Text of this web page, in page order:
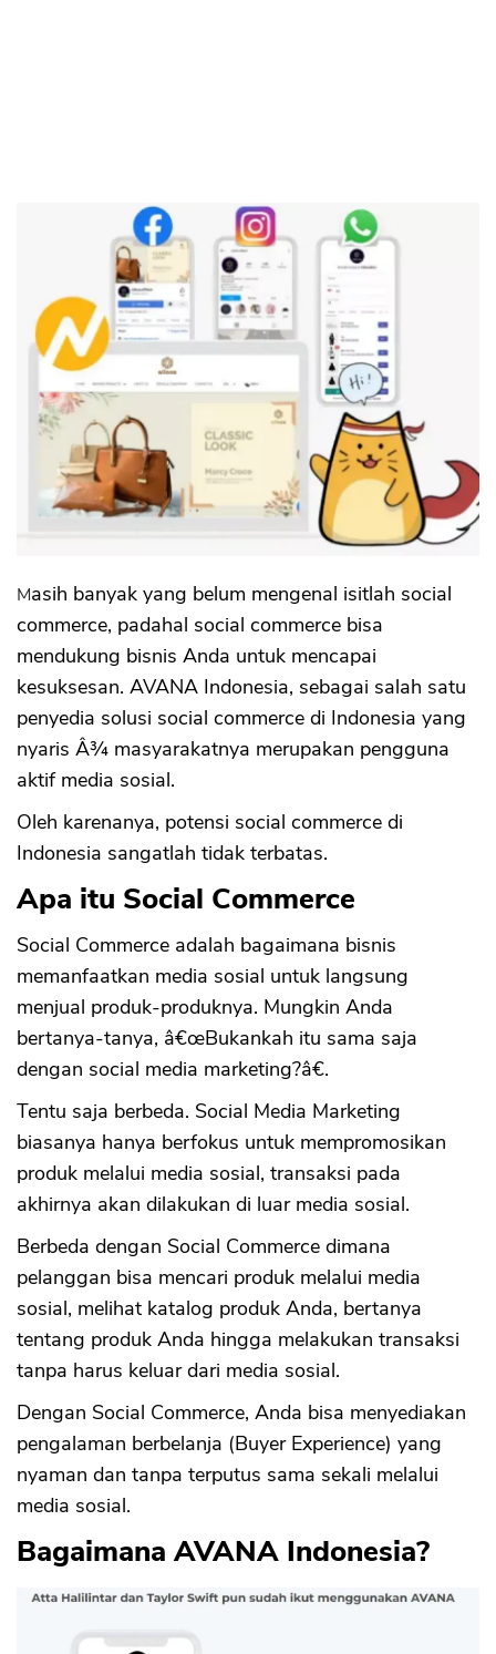
Asuransi Jiwa
Asuransi Kesehatan
Asuransi Syariah
Masih banyak yang belum mengenal isitlah social
commerce, padahal social commerce bisa
mendukung bisnis Anda untuk mencapai
kesuksesan. AVANA Indonesia, sebagai salah satu
penyedia solusi social commerce di Indonesia yang
nyaris Â¾ masyarakatnya merupakan pengguna
aktif media sosial.
Oleh karenanya, potensi social commerce di
Indonesia sangatlah tidak terbatas.
Apa itu Social Commerce
Social Commerce adalah bagaimana bisnis
memanfaatkan media sosial untuk langsung
menjual produk-produknya. Mungkin Anda
bertanya-tanya, â€œBukankah itu sama saja
dengan social media marketing?â€.
Tentu saja berbeda. Social Media Marketing
biasanya hanya berfokus untuk mempromosikan
produk melalui media sosial, transaksi pada
akhirnya akan dilakukan di luar media sosial.
Berbeda dengan Social Commerce dimana
pelanggan bisa mencari produk melalui media
sosial, melihat katalog produk Anda, bertanya
tentang produk Anda hingga melakukan transaksi
tanpa harus keluar dari media sosial.
Dengan Social Commerce, Anda bisa menyediakan
pengalaman berbelanja (Buyer Experience) yang
nyaman dan tanpa terputus sama sekali melalui
media sosial.
Bagaimana AVANA Indonesia?